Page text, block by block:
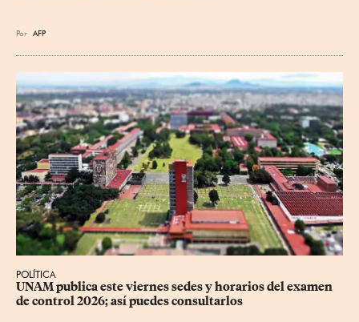
Por AFP
POLÍTICA
UNAM publica este viernes sedes y horarios del examen
de control 2026; así puedes consultarlos